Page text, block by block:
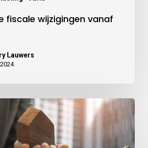
fiscale wijzigingen vanaf
Lauwers